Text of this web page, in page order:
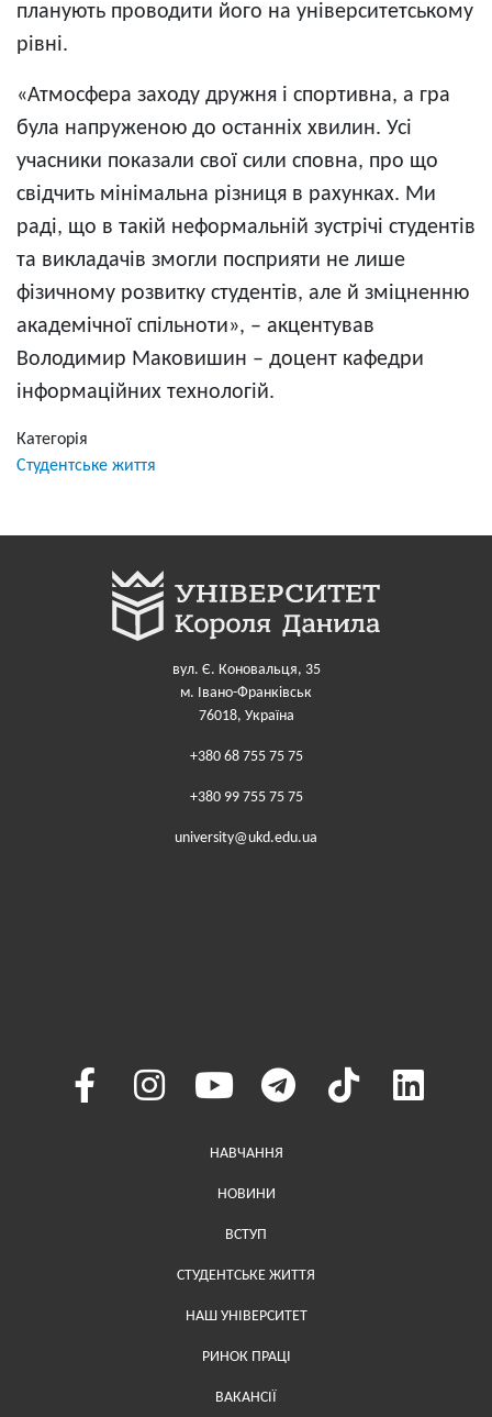
планують проводити його на університетському
рівні.
«Атмосфера заходу дружня і спортивна, а гра
була напруженою до останніх хвилин. Усі
учасники показали свої сили сповна, про що
свідчить мінімальна різниця в рахунках. Ми
раді, що в такій неформальній зустрічі студентів
та викладачів змогли посприяти не лише
фізичному розвитку студентів, але й зміцненню
академічної спільноти», – акцентував
Володимир Маковишин – доцент кафедри
інформаційних технологій.
Категорія
Студентське життя
вул. Є. Коновальця, 35
м. Івано-Франківськ
76018, Україна
+380 68 755 75 75
+380 99 755 75 75
university@ukd.edu.ua
Меню у хедері
НАВЧАННЯ
НОВИНИ
ВСТУП
СТУДЕНТСЬКЕ ЖИТТЯ
НАШ УНІВЕРСИТЕТ
РИНОК ПРАЦІ
ВАКАНСІЇ